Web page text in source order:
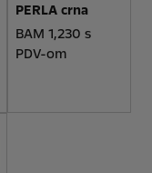
PERLA crna
BAM 1,230 s
PDV-om